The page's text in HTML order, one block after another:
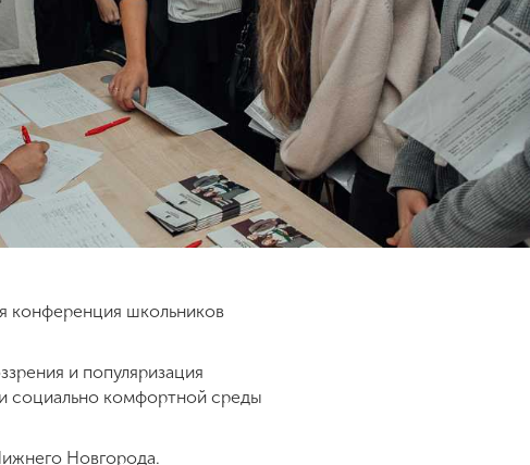
конференция школьников
и популяризация
социально комфортной среды
Новгорода.